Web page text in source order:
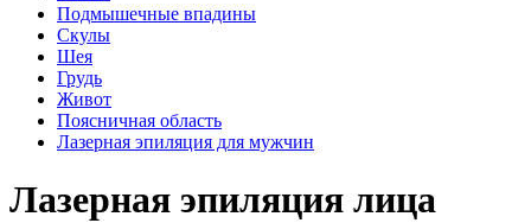
Подмышечные впадины
Скулы
Шея
Грудь
Живот
Поясничная область
Лазерная эпиляция для мужчин
Лазерная эпиляция лица